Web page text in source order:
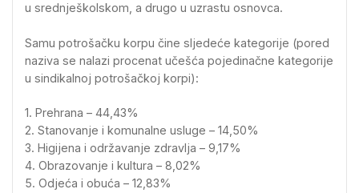
u srednješkolskom, a drugo u uzrastu osnovca.
Samu potrošačku korpu čine sljedeće kategorije (pored
naziva se nalazi procenat učešća pojedinačne kategorije
u sindikalnoj potrošačkoj korpi):
1. Prehrana – 44,43%
2. Stanovanje i komunalne usluge – 14,50%
3. Higijena i održavanje zdravlja – 9,17%
4. Obrazovanje i kultura – 8,02%
5. Odjeća i obuća – 12,83%